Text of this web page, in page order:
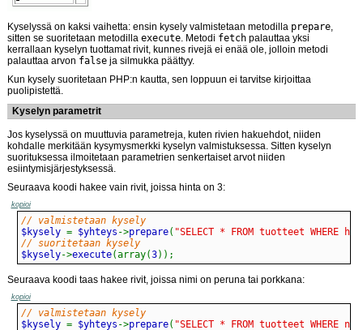
Kyselyssä on kaksi vaihetta: ensin kysely valmistetaan metodilla prepare,
sitten se suoritetaan metodilla execute. Metodi fetch palauttaa yksi
kerrallaan kyselyn tuottamat rivit, kunnes rivejä ei enää ole, jolloin metodi
palauttaa arvon false ja silmukka päättyy.
Kun kysely suoritetaan PHP:n kautta, sen loppuun ei tarvitse kirjoittaa
puolipistettä.
Kyselyn parametrit
Jos kyselyssä on muuttuvia parametreja, kuten rivien hakuehdot, niiden
kohdalle merkitään kysymysmerkki kyselyn valmistuksessa. Sitten kyselyn
suorituksessa ilmoitetaan parametrien senkertaiset arvot niiden
esiintymisjärjestyksessä.
Seuraava koodi hakee vain rivit, joissa hinta on 3:
kopioi
// valmistetaan kysely
$kysely = $yhteys ->prepare( "SELECT * FROM tuotteet WHERE
// suoritetaan kysely
$kysely->execute(array(3) ) ;
Seuraava koodi taas hakee rivit, joissa nimi on peruna tai porkkana:
kopioi
// valmistetaan kysely
$kysely = $yhteys ->prepare( "SELECT * FROM tuotteet WHERE